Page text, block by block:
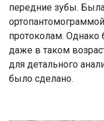
передние зубы.
протоколам. Однако
даже в таком
для детального
было сделано.